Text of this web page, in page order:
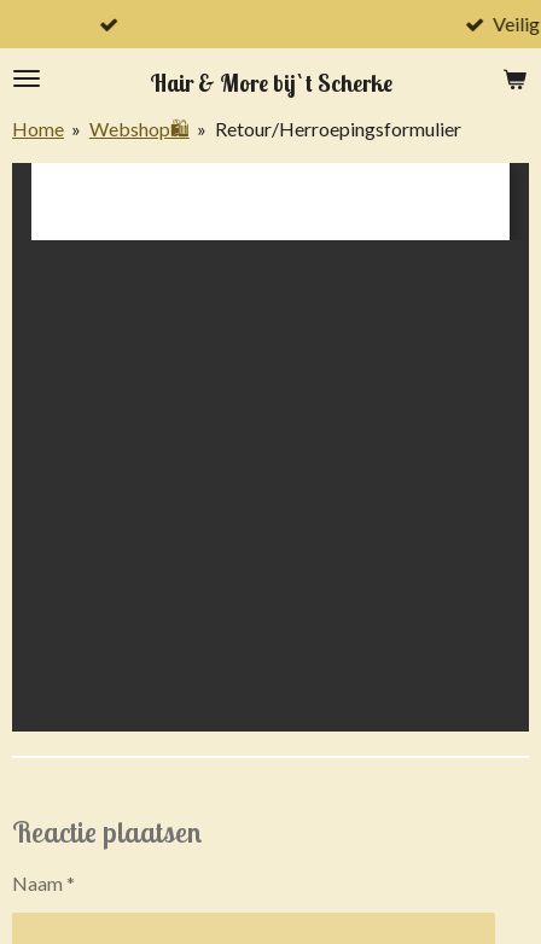
direct
naar
hoofdinhoud
Hair & More bij `t Scherke
Veilig betalen met iDeal & PayPal & Klarna
Home » Webshop🛍️ » Retour/Herroepingsformulier
Reactie plaatsen
Naam *